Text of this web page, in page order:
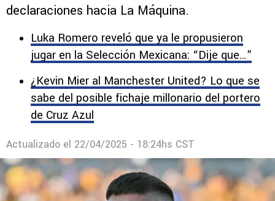
declaraciones hacia La Máquina.
Luka Romero reveló que ya le propusieron
jugar en la Selección Mexicana: “Dije que…”
¿Kevin Mier al Manchester United? Lo que se
sabe del posible fichaje millonario del portero
de Cruz Azul
Actualizado el 22/04/2025 - 18:24hs CST